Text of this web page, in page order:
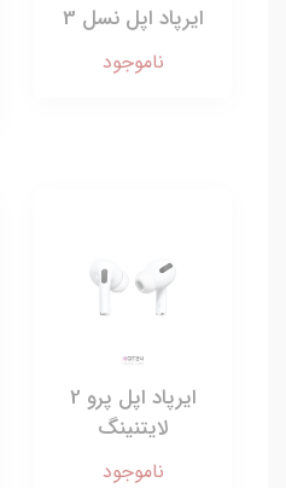
ایرپاد اپل نسل 3
ناموجود
ایرپاد اپل پرو 2
لایتنینگ
ناموجود